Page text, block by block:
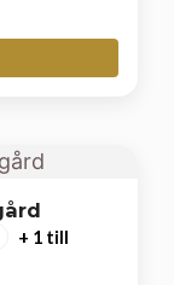
+ 1 till